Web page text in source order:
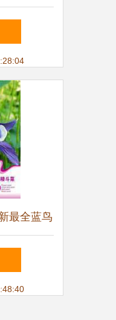
时都要戴
最全蓝鸟
信息